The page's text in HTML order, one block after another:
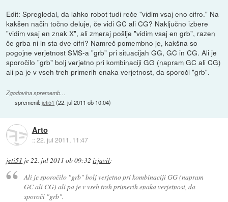
Edit: Spregledal, da lahko robot tudi reče "vidim vsaj eno cifro." Na
kakšen način točno deluje, če vidi GC ali CG? Naključno izbere
"vidim vsaj en znak X", ali zmeraj pošlje "vidim vsaj en grb", razen
če grba ni in sta dve cifri? Namreč pomembno je, kakšna so
pogojne verjetnost SMS-a "grb" pri situacijah GG, GC in CG. Ali je
sporočilo "grb" bolj verjetno pri kombinaciji GG (napram GC ali CG)
ali pa je v vseh treh primerih enaka verjetnost, da sporoči "grb".
Zgodovina sprememb…
spremenil:jeti51 (22. jul 2011 ob 10:04)
Arto
::22. jul 2011, 11:47
jeti51 je22. jul 2011 ob 09:32 izjavil:
Ali je sporočilo "grb" bolj verjetno pri kombinaciji GG (napram
GC ali CG) ali pa je v vseh treh primerih enaka verjetnost, da
sporoči "grb".